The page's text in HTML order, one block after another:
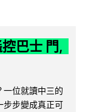
巴士 門,
一位就讀中三的
步步變成真正可